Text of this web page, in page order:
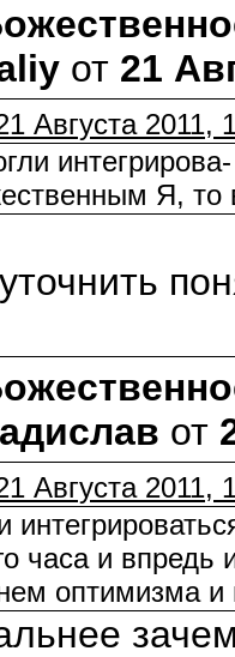
от 21
Августа 2011,
интегрирова-
Я, то
от
Августа 2011,
часа и
оптимизма